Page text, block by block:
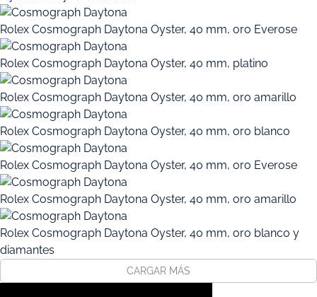
Rolex Cosmograph Daytona Oyster, 40 mm, oro Everose
Rolex Cosmograph Daytona Oyster, 40 mm, platino
Rolex Cosmograph Daytona Oyster, 40 mm, oro amarillo
Rolex Cosmograph Daytona Oyster, 40 mm, oro blanco
Rolex Cosmograph Daytona Oyster, 40 mm, oro Everose
Rolex Cosmograph Daytona Oyster, 40 mm, oro amarillo
Rolex Cosmograph Daytona Oyster, 40 mm, oro blanco y
diamantes
CARGAR MÁS